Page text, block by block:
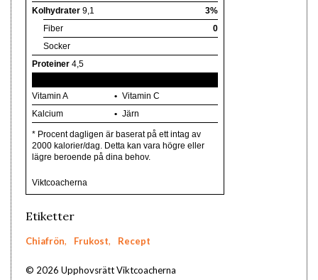
Kolhydrater 9,1
3%
Fiber
0
Socker
Proteiner 4,5
Vitamin A
Vitamin C
Kalcium
Järn
* Procent dagligen är baserat på ett intag av
2000 kalorier/dag. Detta kan vara högre eller
lägre beroende på dina behov.
Viktcoacherna
Etiketter
Chiafrön, Frukost, Recept
© 2026 Upphovsrätt Viktcoacherna